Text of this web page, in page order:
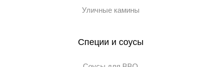
Уличные камины
Специи и соусы